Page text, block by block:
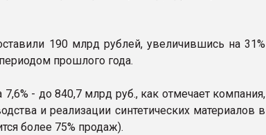
190 млрд рублей, увеличившись на 31%
прошлого года.
- до 840,7 млрд руб., как отмечает компания,
и реализации синтетических материалов в
более 75% продаж).